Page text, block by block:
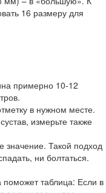
16 размеру для
примерно 10-12
в нужном месте.
измерьте также
Такой подход
ни болтаться.
поможет таблица: Если в